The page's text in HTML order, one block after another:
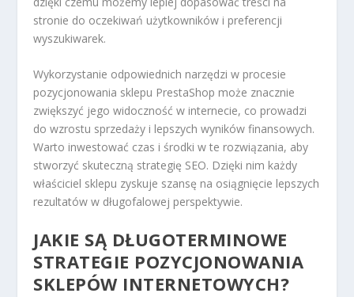
stronie do oczekiwań użytkowników i preferencji
wyszukiwarek.
Wykorzystanie odpowiednich narzędzi w procesie
pozycjonowania sklepu PrestaShop może znacznie
zwiększyć jego widoczność w internecie, co prowadzi
do wzrostu sprzedaży i lepszych wyników finansowych.
Warto inwestować czas i środki w te rozwiązania, aby
stworzyć skuteczną strategię SEO. Dzięki nim każdy
właściciel sklepu zyskuje szansę na osiągnięcie lepszych
rezultatów w długofalowej perspektywie.
JAKIE SĄ DŁUGOTERMINOWE
STRATEGIE POZYCJONOWANIA
SKLEPÓW INTERNETOWYCH?